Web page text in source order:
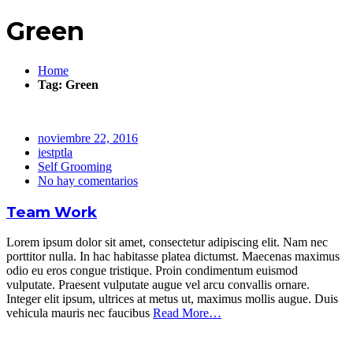
Green
Home
Tag: Green
noviembre 22, 2016
iestptla
Self Grooming
No hay comentarios
Team Work
Lorem ipsum dolor sit amet, consectetur adipiscing elit. Nam nec
porttitor nulla. In hac habitasse platea dictumst. Maecenas maximus
odio eu eros congue tristique. Proin condimentum euismod
vulputate. Praesent vulputate augue vel arcu convallis ornare.
Integer elit ipsum, ultrices at metus ut, maximus mollis augue. Duis
vehicula mauris nec faucibus Read More…